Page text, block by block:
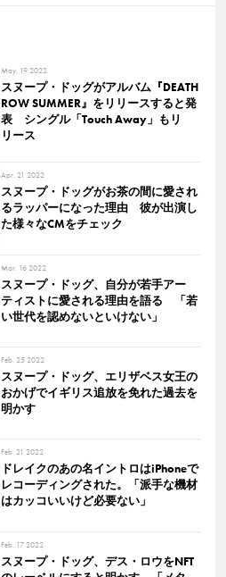
May. 19 2022
スヌープ・ドッグがアルバム『DEATH
ROW SUMMER』をリリースすると発
表 シングル「Touch Away」もリ
リース
Apr. 21 2022
スヌープ・ドッグがお茶の間に愛され
るラッパーになった理由 彼が出演し
た様々なCMをチェック
Mar. 16 2022
スヌープ・ドッグ、自分が若手アー
ティストに愛される理由を語る 「若
い世代を認めないといけない」
Feb. 25 2022
スヌープ・ドッグ、エリザベス女王の
おかげでイギリス追放を免れた過去を
明かす
Feb. 21 2022
ドレイクのあの名イントロはiPhoneで
レコーディングされた。「派手な機材
はカッコいいけど必要ない」
Feb. 17 2022
スヌープ・ドッグ、デス・ロウをNFT